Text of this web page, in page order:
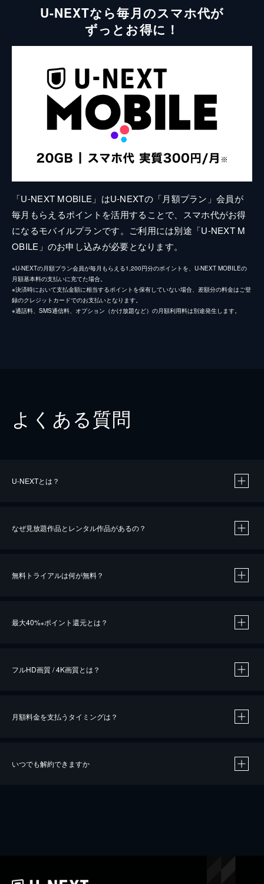
U-NEXTなら毎月のスマホ代が
ずっとお得に！
「U-NEXT MOBILE」はU-NEXTの「月額プラン」会員が
毎月もらえるポイントを活用することで、スマホ代がお得
になるモバイルプランです。ご利用には別途「U-NEXT M
OBILE」のお申し込みが必要となります。
※U-NEXTの月額プラン会員が毎月もらえる1,200円分のポイントを、U-NEXT MOBILEの
月額基本料の支払いに充てた場合。
※決済時において支払金額に相当するポイントを保有していない場合、差額分の料金はご登
録のクレジットカードでのお支払いとなります。
※通話料、SMS通信料、オプション（かけ放題など）の月額利用料は別途発生します。
よくある質問
U-NEXTとは？
なぜ見放題作品とレンタル作品があるの？
無料トライアルは何が無料？
最大40%※ポイント還元とは？
※40％ポイント還元の対象は、クレジットカード決済による作品の購入 / レンタルです。
iOSアプリのUコイン決済による作品の購入 / レンタルは、20％のポイント還元です。
フルHD画質 / 4K画質とは？
月額料金を支払うタイミングは？
いつでも解約できますか